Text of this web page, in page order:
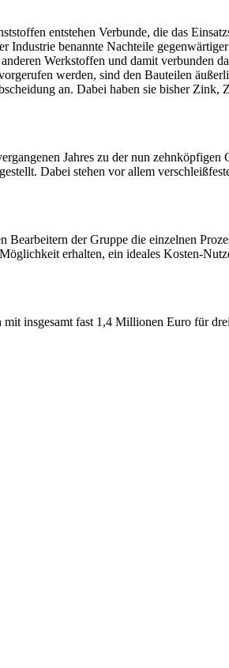
entstehen Verbunde, die das
benannte Nachteile
Werkstoffen und damit verbunden
werden, sind den Bauteilen
an. Dabei haben sie bisher
Jahres zu der nun
Dabei stehen vor allem
der Gruppe die einzelnen
erhalten, ein ideales Kosten-
insgesamt fast 1,4 Millionen Euro für